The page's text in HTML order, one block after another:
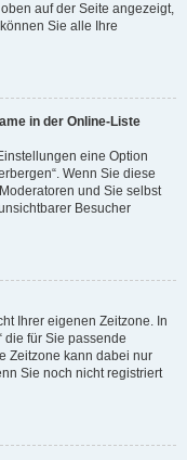
auf der Seite angezeigt,
Sie alle Ihre
in der Online-Liste
eine Option
Wenn Sie diese
und Sie selbst
Besucher
Ihrer eigenen Zeitzone. In
die für Sie passende
Zeitzone kann dabei nur
Sie noch nicht registriert